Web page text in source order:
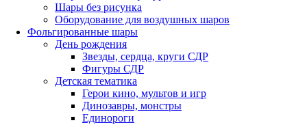
Шары без рисунка
Оборудование для воздушных шаров
Фольгированные шары
День рождения
Звезды, сердца, круги СДР
Фигуры СДР
Детская тематика
Герои кино, мультов и игр
Динозавры, монстры
Единороги